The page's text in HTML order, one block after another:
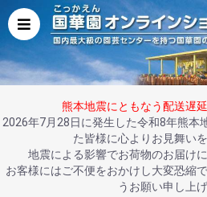
熊本地震にともなう配送遅
2026年7月28日に発生した令和8年熊本
た皆様に心よりお見舞い
地震による影響でお荷物のお届け
お客様にはご不便をおかけし大変恐縮
うお願い申し上げ